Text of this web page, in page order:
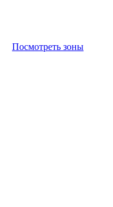
Посмотреть зоны